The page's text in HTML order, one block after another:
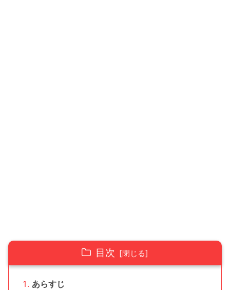
目次
あらすじ